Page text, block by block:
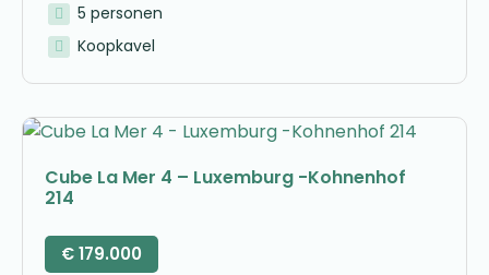
5 personen
Koopkavel
Cube La Mer 4 – Luxemburg -Kohnenhof
214
€179.000